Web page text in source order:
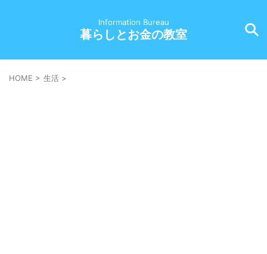
Information Bureau
暮らしとお金の教室
HOME > 生活 >